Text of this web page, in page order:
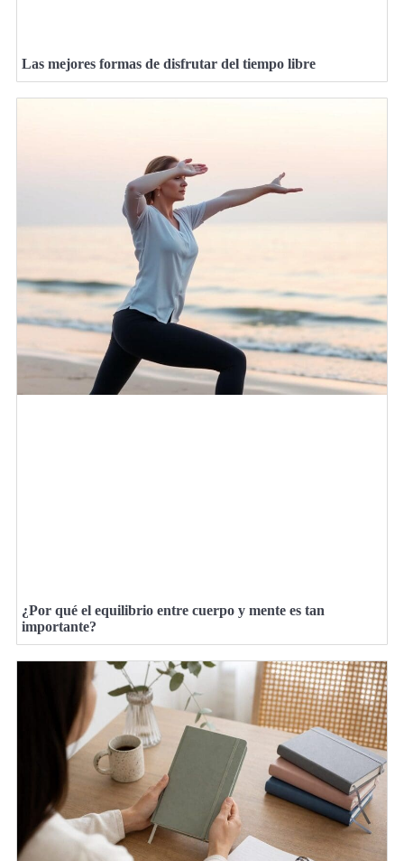
Las mejores formas de disfrutar del tiempo libre
¿Por qué el equilibrio entre cuerpo y mente es tan
importante?